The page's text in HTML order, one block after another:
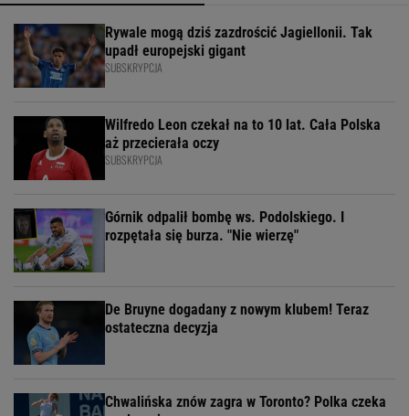
Rywale mogą dziś zazdrościć Jagiellonii. Tak
upadł europejski gigant
SUBSKRYPCJA
Wilfredo Leon czekał na to 10 lat. Cała Polska
aż przecierała oczy
SUBSKRYPCJA
Górnik odpalił bombę ws. Podolskiego. I
rozpętała się burza. "Nie wierzę"
De Bruyne dogadany z nowym klubem! Teraz
ostateczna decyzja
Chwalińska znów zagra w Toronto? Polka czeka